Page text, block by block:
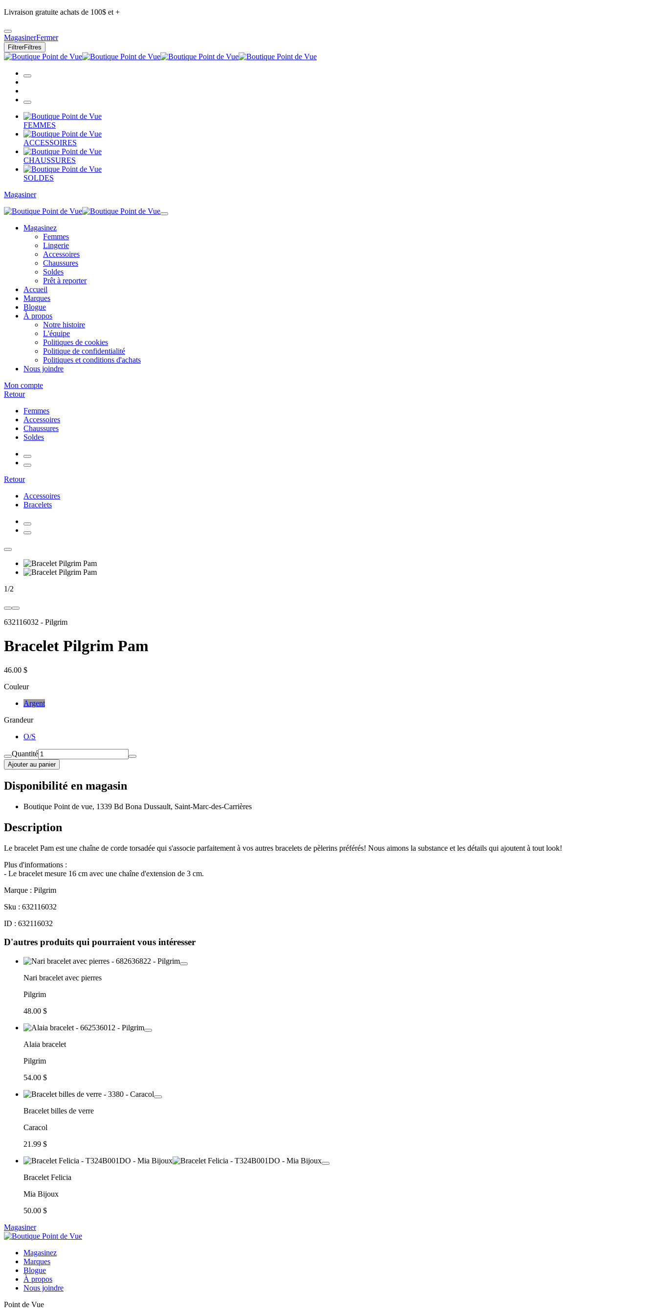
Livraison gratuite achats de 100$ et +
MagasinerFermer
FiltrerFiltres
FEMMES
ACCESSOIRES
CHAUSSURES
SOLDES
Magasiner
Magasinez
Femmes
Lingerie
Accessoires
Chaussures
Soldes
Prêt à reporter
Accueil
Marques
Blogue
À propos
Notre histoire
L'équipe
Politiques de cookies
Politique de confidentialité
Politiques et conditions d'achats
Nous joindre
Mon compte
Retour
Femmes
Accessoires
Chaussures
Soldes
Retour
Accessoires
Bracelets
1/2
632116032 - Pilgrim
Bracelet Pilgrim Pam
46.00 $
Couleur
Argent
Grandeur
O/S
Quantité
Ajouter au panier
Disponibilité en magasin
Boutique Point de vue, 1339 Bd Bona Dussault, Saint-Marc-des-Carrières
Description
Le bracelet Pam est une chaîne de corde torsadée qui s'associe parfaitement à vos autres bracelets de pèlerins préférés! Nous aimons la substance et les détails qui ajoutent à tout look!
Plus d'informations :
- Le bracelet mesure 16 cm avec une chaîne d'extension de 3 cm.
Marque : Pilgrim
Sku : 632116032
ID : 632116032
D'autres produits qui pourraient vous intéresser
Nari bracelet avec pierres
Pilgrim
48.00 $
Alaia bracelet
Pilgrim
54.00 $
Bracelet billes de verre
Caracol
21.99 $
Bracelet Felicia
Mia Bijoux
50.00 $
Magasiner
Magasinez
Marques
Blogue
À propos
Nous joindre
Point de Vue